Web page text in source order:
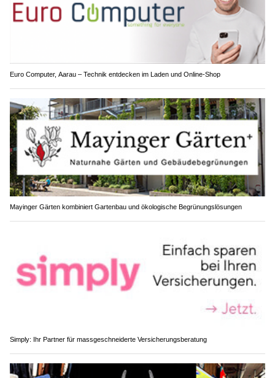
Euro Computer, Aarau – Technik entdecken im Laden und Online-Shop
Mayinger Gärten kombiniert Gartenbau und ökologische Begrünungslösungen
Simply: Ihr Partner für massgeschneiderte Versicherungsberatung